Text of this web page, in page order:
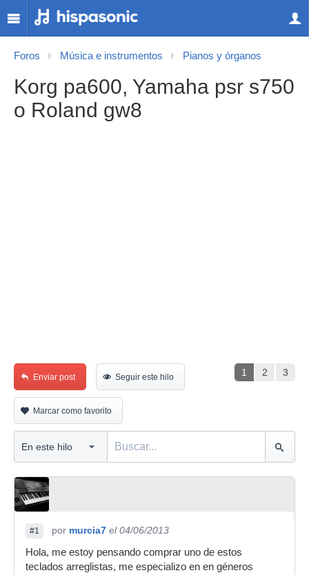
Foros Música e instrumentos Pianos y órganos
Korg pa600, Yamaha psr s750
o Roland gw8
1 2 3
Enviar post Seguir este hilo
Marcar como favorito
#1 por murcia7 el 04/06/2013
Hola, me estoy pensando comprar uno de estos
teclados arreglistas, me especializo en en géneros